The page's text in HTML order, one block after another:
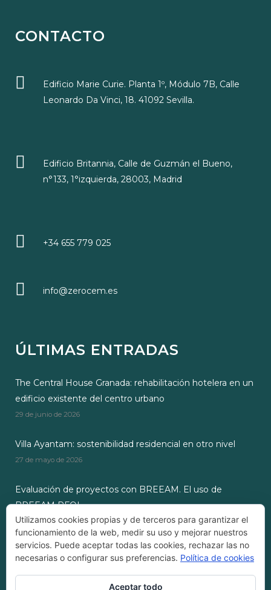
CONTACTO
Edificio Marie Curie. Planta 1º, Módulo 7B, Calle
Leonardo Da Vinci, 18. 41092 Sevilla.
Edificio Britannia, Calle de Guzmán el Bueno,
n°133, 1°izquierda, 28003, Madrid
+34 655 779 025
info@zerocem.es
ÚLTIMAS ENTRADAS
The Central House Granada: rehabilitación hotelera en un
edificio existente del centro urbano
29 de junio de 2026
Villa Ayantam: sostenibilidad residencial en otro nivel
27 de mayo de 2026
Evaluación de proyectos con BREEAM. El uso de
BREEAM RFOI
28 de octubre de 2024
Utilizamos cookies propias y de terceros para garantizar el
funcionamiento de la web, medir su uso y mejorar nuestros
servicios. Puede aceptar todas las cookies, rechazar las no
necesarias o configurar sus preferencias. Política de cookies
Aceptar todo